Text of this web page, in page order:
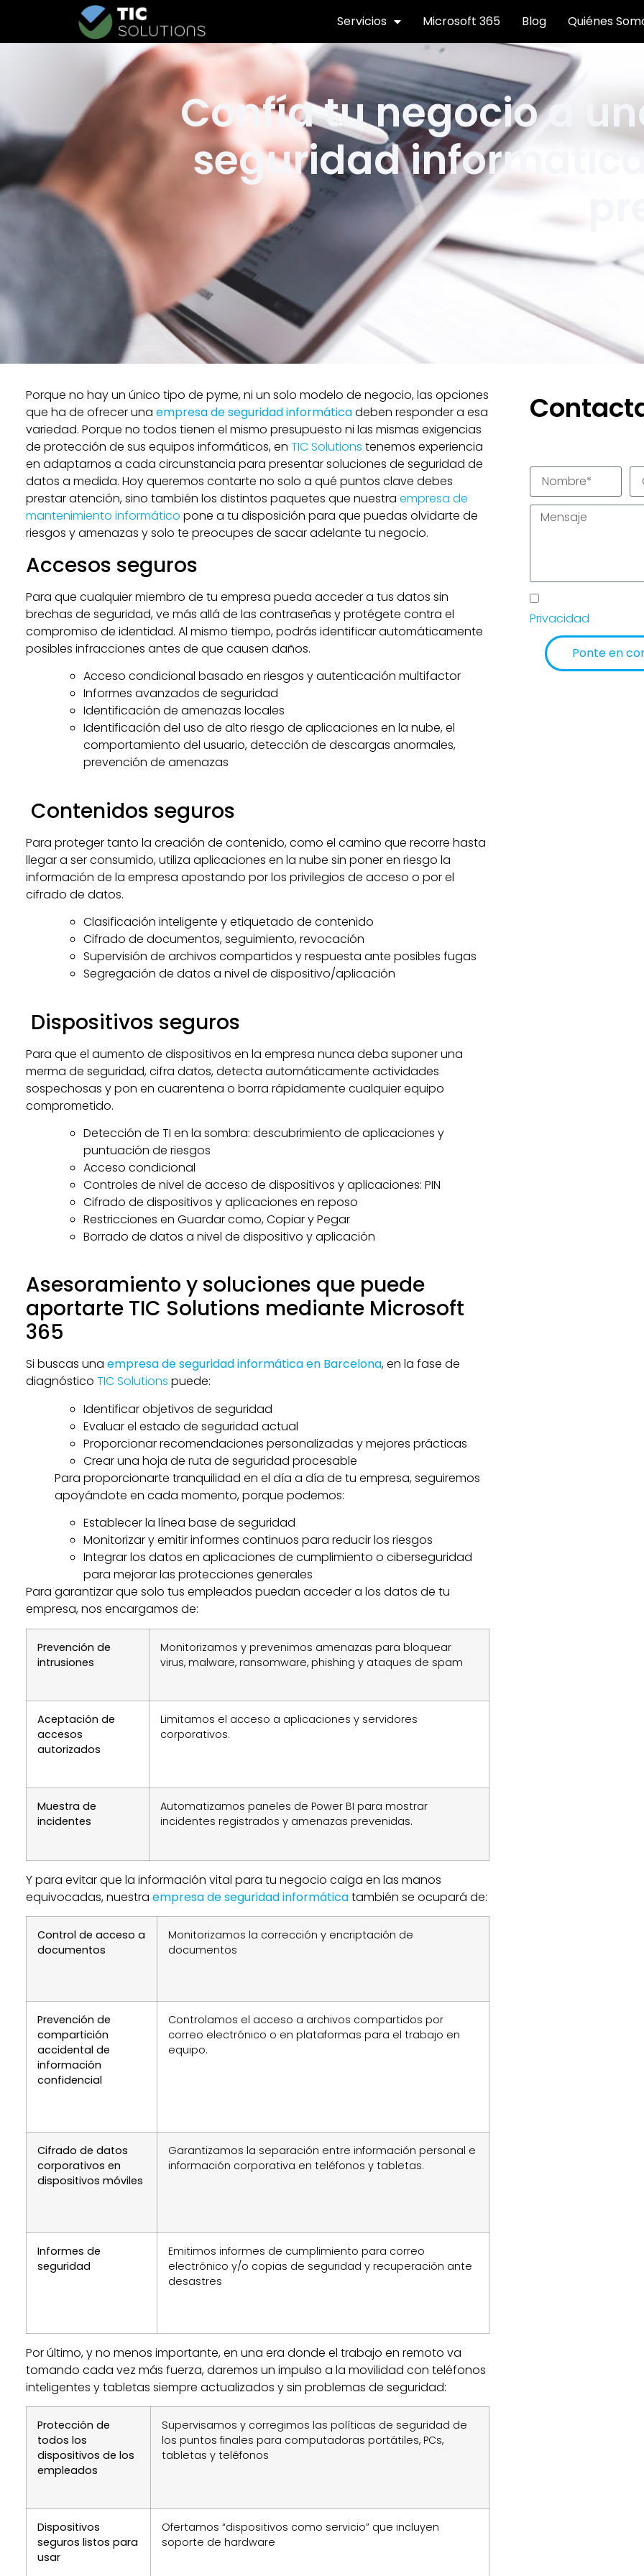
Servicios Microsoft 365 Blog Quiénes
Confía tu negocio a
seguridad
Porque no hay un único tipo de pyme, ni un solo modelo de negocio, las opciones
que ha de ofrecer una empresa de seguridad informáticadeben responder a esa
variedad. Porque no todos tienen el mismo presupuesto ni las mismas exigencias
de protección de sus equipos informáticos, en TIC Solutions tenemos experiencia
en adaptarnos a cada circunstancia para presentar soluciones de seguridad de
datos a medida. Hoy queremos contarte no solo a qué puntos clave debes
prestar atención, sino también los distintos paquetes que nuestra empresa de
mantenimiento informático pone a tu disposición para que puedas olvidarte de
riesgos y amenazas y solo te preocupes de sacar adelante tu negocio.
Accesos seguros
Para que cualquier miembro de tu empresa pueda acceder a tus datos sin
brechas de seguridad, ve más allá de las contraseñas y protégete contra el
compromiso de identidad. Al mismo tiempo, podrás identificar automáticamente
posibles infracciones antes de que causen daños.
Acceso condicional basado en riesgos y autenticación multifactor
Informes avanzados de seguridad
Identificación de amenazas locales
Identificación del uso de alto riesgo de aplicaciones en la nube, el
comportamiento del usuario, detección de descargas anormales,
prevención de amenazas
Contenidos seguros
Para proteger tanto la creación de contenido, como el camino que recorre hasta
llegar a ser consumido, utiliza aplicaciones en la nube sin poner en riesgo la
información de la empresa apostando por los privilegios de acceso o por el
cifrado de datos.
Clasificación inteligente y etiquetado de contenido
Cifrado de documentos, seguimiento, revocación
Supervisión de archivos compartidos y respuesta ante posibles fugas
Segregación de datos a nivel de dispositivo/aplicación
Dispositivos seguros
Para que el aumento de dispositivos en la empresa nunca deba suponer una
merma de seguridad, cifra datos, detecta automáticamente actividades
sospechosas y pon en cuarentena o borra rápidamente cualquier equipo
comprometido.
Detección de TI en la sombra: descubrimiento de aplicaciones y
puntuación de riesgos
Acceso condicional
Controles de nivel de acceso de dispositivos y aplicaciones: PIN
Cifrado de dispositivos y aplicaciones en reposo
Restricciones en Guardar como, Copiar y Pegar
Borrado de datos a nivel de dispositivo y aplicación
Asesoramiento y soluciones que puede
aportarte TIC Solutions mediante Microsoft
365
Si buscas una empresa de seguridad informática en Barcelona, en la fase de
diagnóstico TIC Solutions puede:
Identificar objetivos de seguridad
Evaluar el estado de seguridad actual
Proporcionar recomendaciones personalizadas y mejores prácticas
Crear una hoja de ruta de seguridad procesable
Para proporcionarte tranquilidad en el día a día de tu empresa, seguiremos
apoyándote en cada momento, porque podemos:
Establecer la línea base de seguridad
Monitorizar y emitir informes continuos para reducir los riesgos
Integrar los datos en aplicaciones de cumplimiento o ciberseguridad
para mejorar las protecciones generales
Para garantizar que solo tus empleados puedan acceder a los datos de tu
empresa, nos encargamos de:
Prevención de
intrusiones
Monitorizamos y prevenimos amenazas para bloquear
virus, malware, ransomware, phishing y ataques de spam
Aceptación de
accesos
autorizados
Limitamos el acceso a aplicaciones y servidores
corporativos.
Muestra de
incidentes
Automatizamos paneles de Power BI para mostrar
incidentes registrados y amenazas prevenidas.
Y para evitar que la información vital para tu negocio caiga en las manos
equivocadas, nuestra empresa de seguridad informáticatambién se ocupará de:
Control de acceso a
documentos
Monitorizamos la corrección y encriptación de
documentos
Prevención de
compartición
accidental de
información
confidencial
Controlamos el acceso a archivos compartidos por
correo electrónico o en plataformas para el trabajo en
equipo.
Cifrado de datos
corporativos en
dispositivos móviles
Garantizamos la separación entre información personal e
información corporativa en teléfonos y tabletas.
Informes de
seguridad
Emitimos informes de cumplimiento para correo
electrónico y/o copias de seguridad y recuperación ante
desastres
Por último, y no menos importante, en una era donde el trabajo en remoto va
tomando cada vez más fuerza, daremos un impulso a la movilidad con teléfonos
inteligentes y tabletas siempre actualizados y sin problemas de seguridad:
Protección de
todos los
dispositivos de los
empleados
Supervisamos y corregimos las políticas de seguridad de
los puntos finales para computadoras portátiles, PCs,
tabletas y teléfonos
Dispositivos
seguros listos para
usar
Ofertamos “dispositivos como servicio” que incluyen
soporte de hardware
Privacidad
Ponte en